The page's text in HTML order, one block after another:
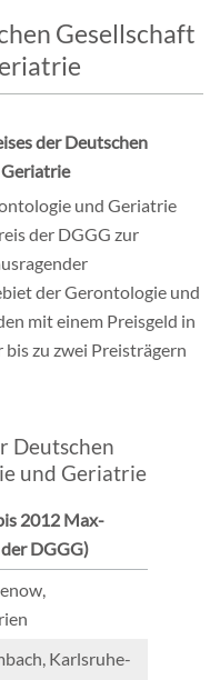
Gesellschaft
der Deutschen
und Geriatrie
der DGGG zur
der Gerontologie und
mit einem Preisgeld in
zu zwei Preisträgern
Deutschen
und Geriatrie
2012 Max-
DGGG)
Karlsruhe-